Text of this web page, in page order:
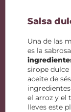
Salsa
Una de las
es la
sirope
aceite de
el arroz y el
lleves este